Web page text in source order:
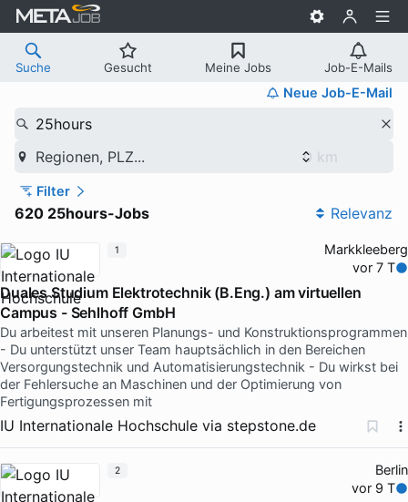
Suche Gesucht Meine Jobs Job-E-Mails
Neue Job-E-Mail
25hours
Regionen, PLZ...
Filter
620 25hours-Jobs Relevanz
Markkleeberg
vor 7 T
Duales Studium Elektrotechnik (B.Eng.) am virtuellen
Campus - Sehlhoff GmbH
Du arbeitest mit unseren Planungs- und Konstruktionsprogrammen
- Du unterstützt unser Team hauptsächlich in den Bereichen
Versorgungstechnik und Automatisierungstechnik - Du wirkst bei
der Fehlersuche an Maschinen und der Optimierung von
Fertigungsprozessen mit
IU Internationale Hochschule via stepstone.de
1
Berlin
vor 9 T
2